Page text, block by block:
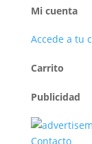
Mi cuenta
Accede a tu
Carrito
Publicidad
Contacto